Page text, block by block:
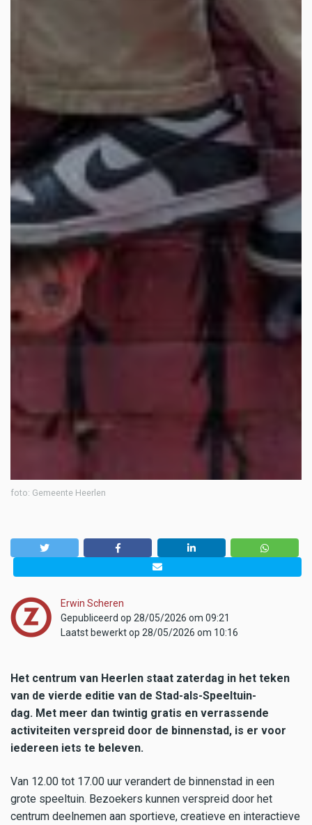
foto: Gemeente Heerlen
Erwin Scheren
Gepubliceerd op 28/05/2026 om 09:21
Laatst bewerkt op 28/05/2026 om 10:16
Het centrum van Heerlen staat zaterdag in het teken
van de vierde editie van de Stad-als-Speeltuin-
dag. Met meer dan twintig gratis en verrassende
activiteiten verspreid door de binnenstad, is er voor
iedereen iets te beleven.
Van 12.00 tot 17.00 uur verandert de binnenstad in een
grote speeltuin. Bezoekers kunnen verspreid door het
centrum deelnemen aan sportieve, creatieve en interactieve